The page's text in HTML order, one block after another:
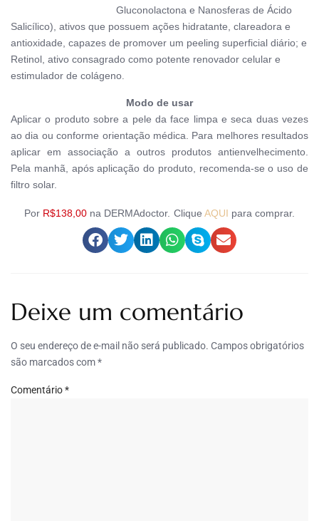
Gluconolactona e Nanosferas de Ácido
Salicílico), ativos que possuem ações hidratante, clareadora e
antioxidade, capazes de promover um peeling superficial diário; e
Retinol, ativo consagrado como potente renovador celular e
estimulador de colágeno
Modo de usar
Aplicar o produto sobre a pele da face limpa e seca duas vezes
ao dia ou conforme orientação médica. Para melhores resultados
aplicar em associação a outros produtos antienvelhecimento.
Pela manhã, após aplicação do produto, recomenda-se o uso de
filtro solar.
Por R$138,00 na DERMAdoctor. Clique AQUI para comprar.
Deixe um comentário
O seu endereço de e-mail não será publicado. Campos obrigatórios
são marcados com*
Comentário*